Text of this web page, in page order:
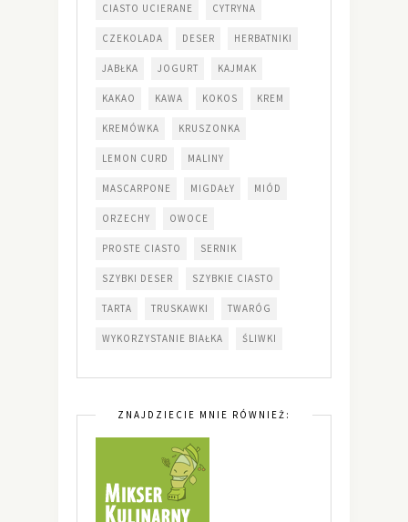
CIASTO UCIERANE CYTRYNA
CZEKOLADA DESER HERBATNIKI
JABŁKA JOGURT KAJMAK
KAKAO KAWA KOKOS KREM
KREMÓWKA KRUSZONKA
LEMON CURD MALINY
MASCARPONE MIGDAŁY MIÓD
ORZECHY OWOCE
PROSTE CIASTO SERNIK
SZYBKI DESER SZYBKIE CIASTO
TARTA TRUSKAWKI TWARÓG
WYKORZYSTANIE BIAŁKA ŚLIWKI
ZNAJDZIECIE MNIE RÓWNIEŻ: